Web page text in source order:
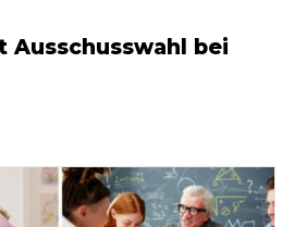
Ausschusswahl bei